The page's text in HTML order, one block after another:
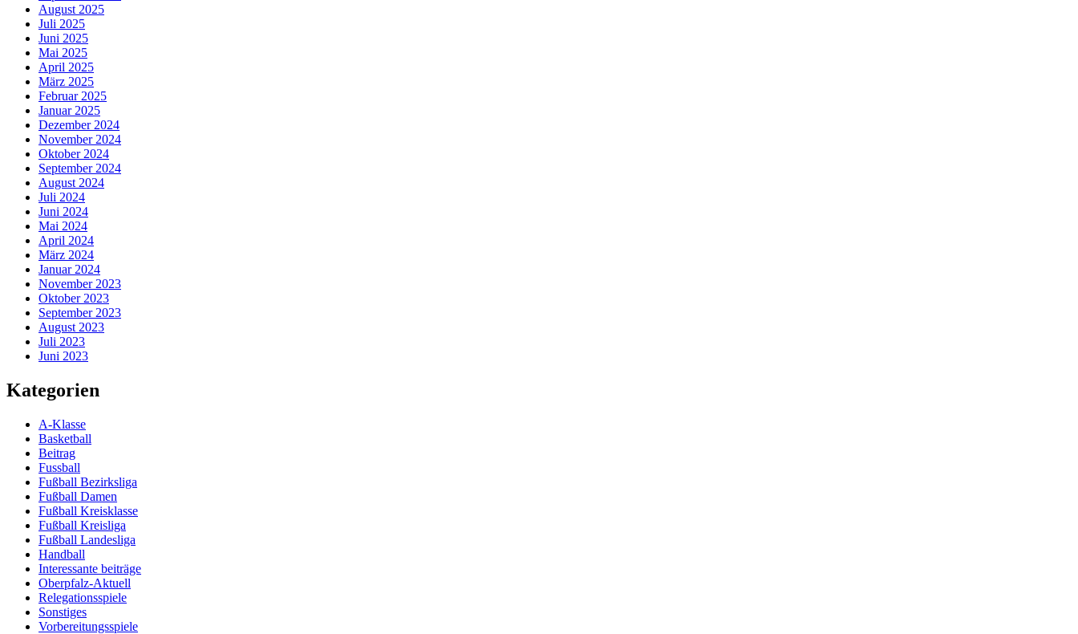
August 2025
Juli 2025
Juni 2025
Mai 2025
April 2025
März 2025
Februar 2025
Januar 2025
Dezember 2024
November 2024
Oktober 2024
September 2024
August 2024
Juli 2024
Juni 2024
Mai 2024
April 2024
März 2024
Januar 2024
November 2023
Oktober 2023
September 2023
August 2023
Juli 2023
Juni 2023
Kategorien
A-Klasse
Basketball
Beitrag
Fussball
Fußball Bezirksliga
Fußball Damen
Fußball Kreisklasse
Fußball Kreisliga
Fußball Landesliga
Handball
Interessante beiträge
Oberpfalz-Aktuell
Relegationsspiele
Sonstiges
Vorbereitungsspiele